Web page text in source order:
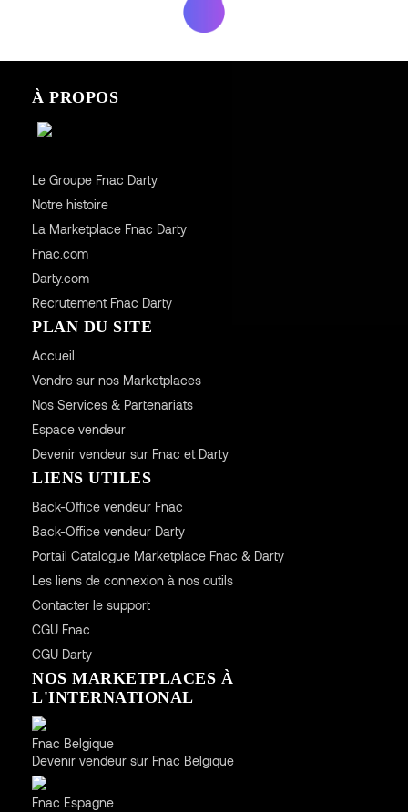
À PROPOS
Le Groupe Fnac Darty
Notre histoire
La Marketplace Fnac Darty
Fnac.com
Darty.com
Recrutement Fnac Darty
PLAN DU SITE
Accueil
Vendre sur nos Marketplaces
Nos Services & Partenariats
Espace vendeur
Devenir vendeur sur Fnac et Darty
LIENS UTILES
Back-Office vendeur Fnac
Back-Office vendeur Darty
Portail Catalogue Marketplace Fnac & Darty
Les liens de connexion à nos outils
Contacter le support
CGUFnac
CGUDarty
NOS MARKETPLACES À
L'INTERNATIONAL
Fnac Belgique
Devenir vendeur sur Fnac Belgique
Fnac Espagne